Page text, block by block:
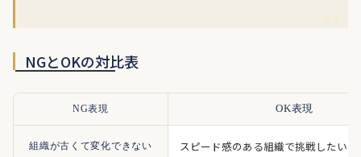
NGとOKの対比表
NG表現 OK表現
組織が古くて変化できない スピード感のある組織で挑戦したい